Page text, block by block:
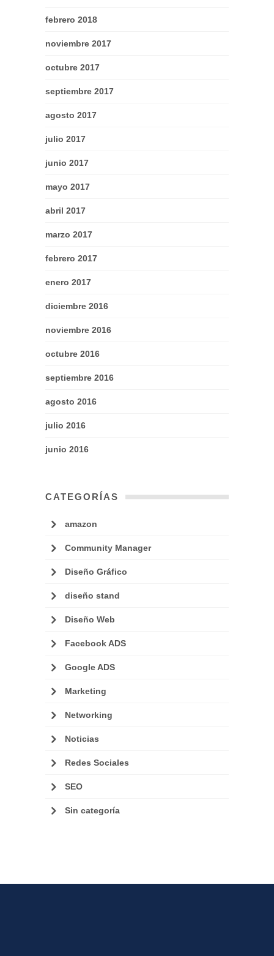
febrero 2018
noviembre 2017
octubre 2017
septiembre 2017
agosto 2017
julio 2017
junio 2017
mayo 2017
abril 2017
marzo 2017
febrero 2017
enero 2017
diciembre 2016
noviembre 2016
octubre 2016
septiembre 2016
agosto 2016
julio 2016
junio 2016
CATEGORÍAS
amazon
Community Manager
Diseño Gráfico
diseño stand
Diseño Web
Facebook ADS
Google ADS
Marketing
Networking
Noticias
Redes Sociales
SEO
Sin categoría